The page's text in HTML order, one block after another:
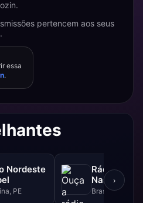
pertencem aos seus
essa
.
Nordeste
PE
Rádio Sol
Nascente
Brasília, DF
›